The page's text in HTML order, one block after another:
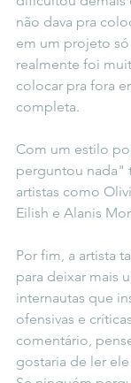
não dava pra
em um projeto só
realmente foi
colocar pra fora
completa.
Com um estilo
perguntou nada"
artistas como
Eilish e Alanis
Por fim, a artista
para deixar mais
internautas que
ofensivas e
comentário,
gostaria de ler